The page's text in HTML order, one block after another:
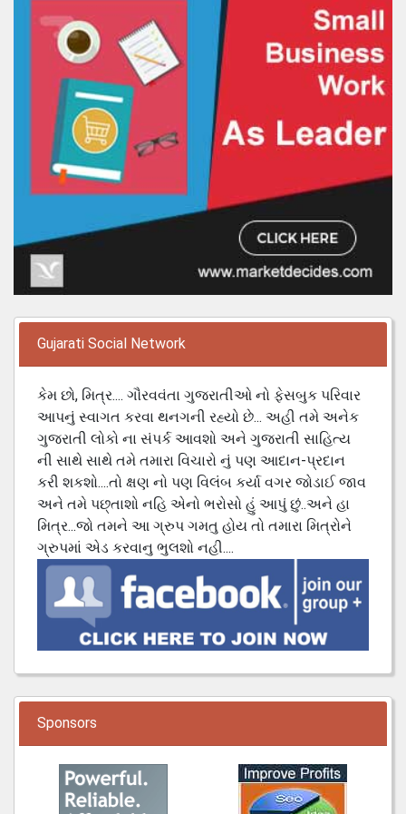
Gujarati Social Network
કેમ છો, મિત્ર.... ગૌરવવંતા ગુજરાતીઓ નો ફેસબુક પરિવાર
આપનું સ્વાગત કરવા થનગની રહ્યો છે... અહી તમે અનેક
ગુજરાતી લોકો ના સંપર્ક આવશો અને ગુજરાતી સાહિત્ય
ની સાથે સાથે તમે તમારા વિચારો નું પણ આદાન-પ્રદાન
કરી શકશો....તો ક્ષણ નો પણ વિલંબ કર્યા વગર જોડાઈ જાવ
અને તમે પછ્તાશો નહિ એનો ભરોસો હું આપું છું..અને હા
મિત્ર...જો તમને આ ગ્રુપ ગમતુ હોય તો તમારા મિત્રોને
ગ્રુપમાં એડ કરવાનુ ભુલશો નહી....
Sponsors